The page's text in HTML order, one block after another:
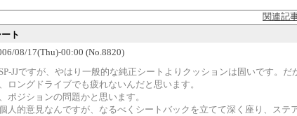
関連記
ト
08/17(Thu)-00:00 (No.8820)
JJですが、やはり一般的な純正シートよりクッションは固いです。だ
ロングドライブでも疲れないんだと思います。
ポジションの問題かと思います。
人的意見なんですが、なるべくシートバックを立てて深く座り、ステ